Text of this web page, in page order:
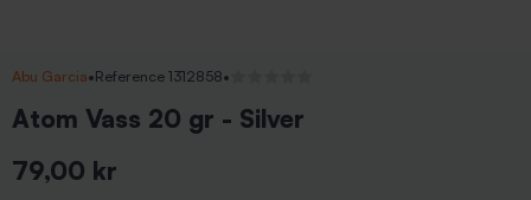
Abu Garcia•Reference 1312858•
Atom Vass 20 gr - Silver
79,00 kr